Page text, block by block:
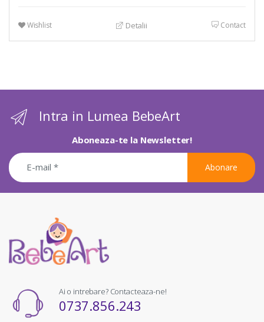
Wishlist Detalii Contact
Intra in Lumea BebeArt
Aboneaza-te la Newsletter!
Abonare
Ai o intrebare? Contacteaza-ne!
0737.856.243